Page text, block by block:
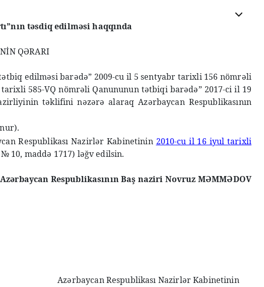
təsdiq edilməsi haqqında
QƏRARI
edilməsi barədə” 2009-cu il 5 sentyabr tarixli 156 nömrəli
tarixli 585-VQ nömrəli Qanununun tətbiqi barədə” 2017-ci il 19
təklifini nəzərə alaraq Azərbaycan Respublikasının
Respublikası Nazirlər Kabinetinin 2010-cu il 16 iyul tarixli
10, maddə 1717) ləğv edilsin.
Azərbaycan Respublikasının Baş naziri Novruz MƏMMƏDOV
Azərbaycan Respublikası Nazirlər Kabinetinin